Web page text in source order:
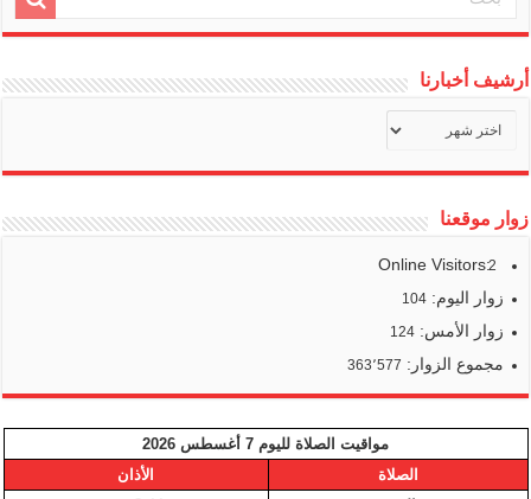
أرشيف أخبارنا
أخبارنا
زوار موقعنا
Online Visitors:
2
زوار اليوم:104
زوار الأمس:124
مجموع الزوار: 363٬577
مواقيت الصلاة لليوم 7 أغسطس 2026
الصلاة
الأذان